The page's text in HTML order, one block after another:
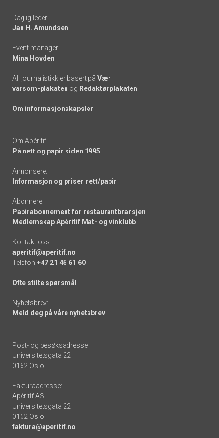
links
Daglig leder:
Jan H. Amundsen
Event manager:
Mina Hovden
All journalistikk er basert på Vær
varsom-plakaten og Redaktørplakaten
Om informasjonskapsler
Om Apéritif:
På nett og papir siden 1995
Annonsere:
Informasjon og priser nett/papir
Abonnere:
Papirabonnement for restaurantbransjen
Medlemskap Apéritif Mat- og vinklubb
Kontakt oss:
aperitif@aperitif.no
Telefon +47 21 45 61 60
Ofte stilte spørsmål
Nyhetsbrev:
Meld deg på våre nyhetsbrev
Post- og besøksadresse:
Universitetsgata 22
0162 Oslo
Fakturaadresse:
Apéritif AS
Universitetsgata 22
0162 Oslo
faktura@aperitif.no